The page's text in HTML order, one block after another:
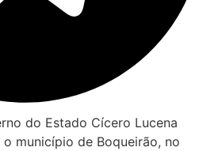
do Estado Cícero Lucena
município de Boqueirão, no